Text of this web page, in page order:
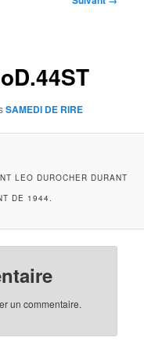
SAMEDI DE RIRE
LEO DUROCHER DURANT
DE 1944.
un commentaire.